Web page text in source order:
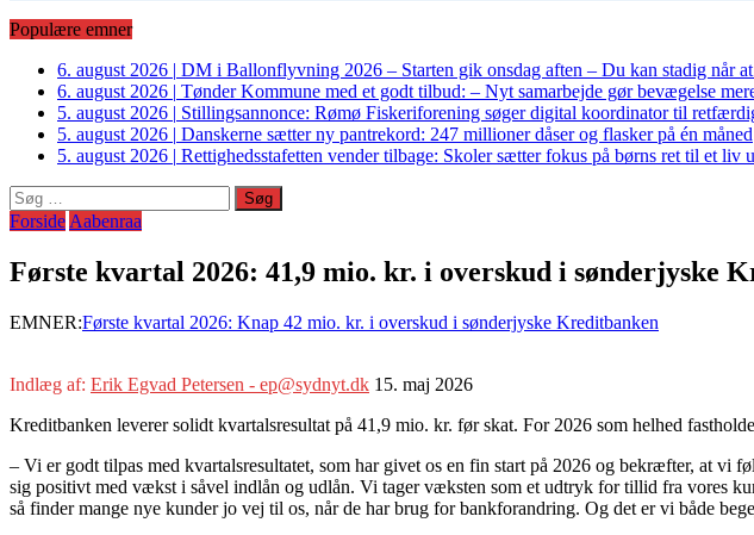
Populære emner
6. august 2026 | DM i Ballonflyvning 2026 – Starten gik onsdag aften – Du kan stadig når
6. august 2026 | Tønder Kommune med et godt tilbud: – Nyt samarbejde gør bevægelse
5. august 2026 | Stillingsannonce: Rømø Fiskeriforening søger digital koordinator til
5. august 2026 | Danskerne sætter ny pantrekord: 247 millioner dåser og flasker på én måned
5. august 2026 | Rettighedsstafetten vender tilbage: Skoler sætter fokus på børns ret til et liv
Søg
efter:
Forside Aabenraa
Første kvartal 2026: 41,9 mio. kr. i overskud i sønderjyske
EMNER:Første kvartal 2026: Knap 42 mio. kr. i overskud i sønderjyske Kreditbanken
Indlæg af: Erik Egvad Petersen - ep@sydnyt.dk 15. maj 2026
Kreditbanken leverer solidt kvartalsresultat på 41,9 mio. kr. før skat. For 2026 som helhed
– Vi er godt tilpas med kvartalsresultatet, som har givet os en fin start på 2026 og bekræfter, at
sig positivt med vækst i såvel indlån og udlån. Vi tager væksten som et udtryk for tillid fra vores
så finder mange nye kunder jo vej til os, når de har brug for bankforandring. Og det er vi både